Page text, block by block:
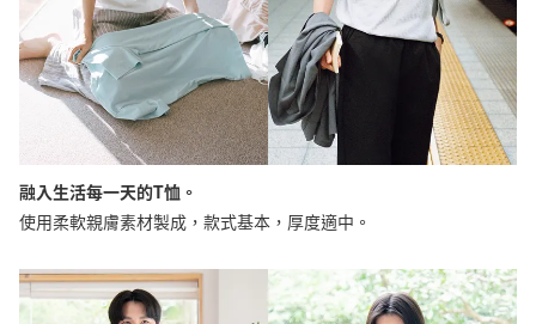
融入生活每一天的T恤。
使用柔軟親膚素材製成，款式基本，厚度適中。